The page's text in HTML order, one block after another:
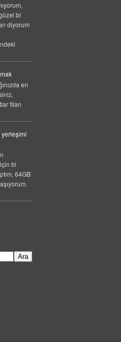
bi
diyorum
en
filan
bi
64GB